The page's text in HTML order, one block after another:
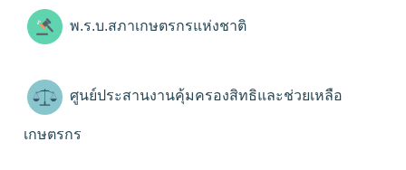
พ.ร.บ.สภาเกษตรกรแห่งชาติ
ศูนย์ประสานงานคุ้มครองสิทธิและช่วยเหลือ
เกษตรกร